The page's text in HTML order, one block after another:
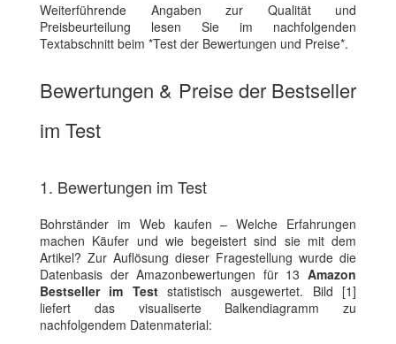
Weiterführende Angaben zur Qualität und
Preisbeurteilung lesen Sie im nachfolgenden
Textabschnitt beim *Test der Bewertungen und Preise*.
Bewertungen & Preise der Bestseller
im Test
1. Bewertungen im Test
Bohrständer im Web kaufen – Welche Erfahrungen
machen Käufer und wie begeistert sind sie mit dem
Artikel? Zur Auflösung dieser Fragestellung wurde die
Datenbasis der Amazonbewertungen für 13 Amazon
Bestseller im Teststatistisch ausgewertet. Bild [1]
liefert das visualiserte Balkendiagramm zu
nachfolgendem Datenmaterial: